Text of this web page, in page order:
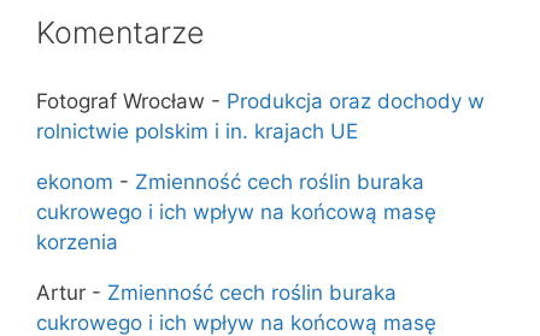
Komentarze
Fotograf Wrocław - Produkcja oraz dochody w
rolnictwie polskim i in. krajach UE
ekonom - Zmienność cech roślin buraka
cukrowego i ich wpływ na końcową masę
korzenia
Artur - Zmienność cech roślin buraka
cukrowego i ich wpływ na końcową masę